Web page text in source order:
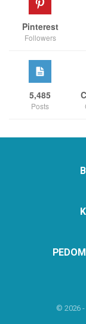
Pinterest
Followers
5,485
Posts
© 2026 -